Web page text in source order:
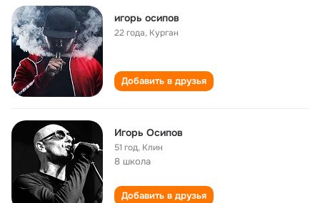
игорь осипов
22 года, Курган
Добавить в друзья
Игорь Осипов
51 год, Клин
8 школа
Добавить в друзья